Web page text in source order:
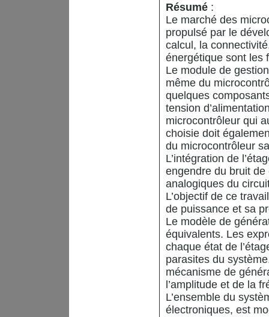
Résumé :
Le marché des
propulsé par le
calcul, la
énergétique sont les
Le module de
même du
quelques
tension
microcontrôleur qui
choisie doit
du microcontrôleur
L’intégration de
engendre du bruit
analogiques du
L’objectif de ce
de puissance et sa
Le modèle de
équivalents. Les
chaque état de
parasites du
mécanisme de
l’amplitude et de la
L’ensemble du
électroniques, est